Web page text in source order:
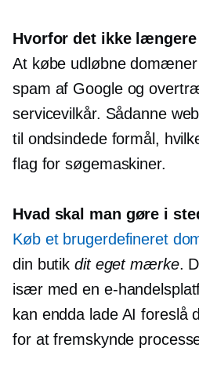
Hvorfor det ikke
At købe udløbne
spam af Google og
servicevilkår. Sådanne
til ondsindede formål,
flag for søgemaskiner.
Hvad skal man gøre i
Køb et brugerdefineret
din butikdit eget mærke.
især med en e-
kan endda lade AI foreslå
for at fremskynde